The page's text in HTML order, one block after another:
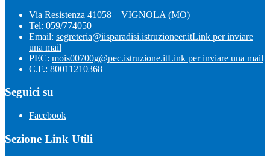
Via Resistenza 41058 – VIGNOLA (MO)
Tel: 059/774050
Email: segreteria@iisparadisi.istruzioneer.itLink per inviare
una mail
PEC: mois00700g@pec.istruzione.itLink per inviare una mail
C.F.: 80011210368
Seguici su
Facebook
Sezione Link Utili